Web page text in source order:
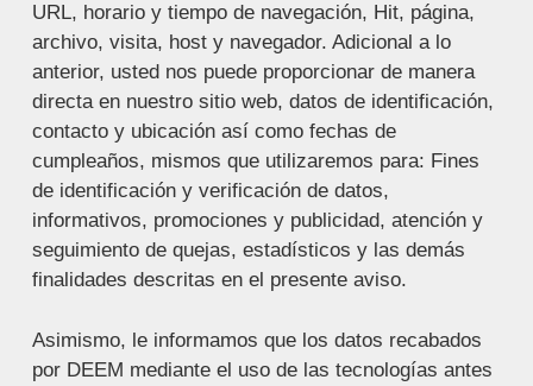
URL, horario y tiempo de navegación, Hit, página,
archivo, visita, host y navegador. Adicional a lo
anterior, usted nos puede proporcionar de manera
directa en nuestro sitio web, datos de identificación,
contacto y ubicación así como fechas de
cumpleaños, mismos que utilizaremos para: Fines
de identificación y verificación de datos,
informativos, promociones y publicidad, atención y
seguimiento de quejas, estadísticos y las demás
finalidades descritas en el presente aviso.
Asimismo, le informamos que los datos recabados
por DEEM mediante el uso de las tecnologías antes